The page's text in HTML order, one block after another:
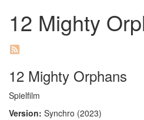
12 Mighty
12 Mighty Orphans
Spielfilm
Version: Synchro (2023)